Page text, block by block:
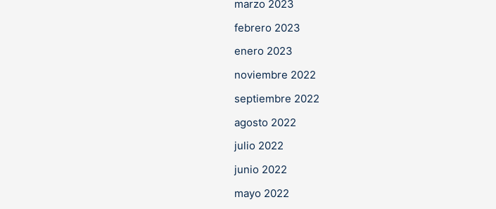
marzo 2023
febrero 2023
enero 2023
noviembre 2022
septiembre 2022
agosto 2022
julio 2022
junio 2022
mayo 2022